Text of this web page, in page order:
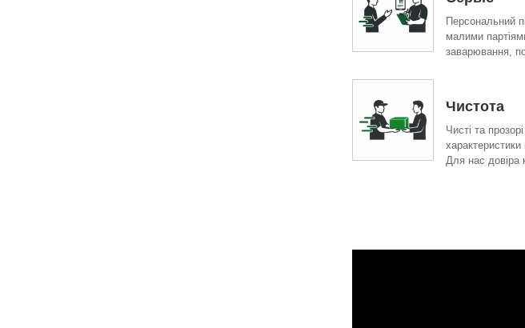
Персональний
малими
заварювання,
Чистота
Чисті та
Для нас довіра